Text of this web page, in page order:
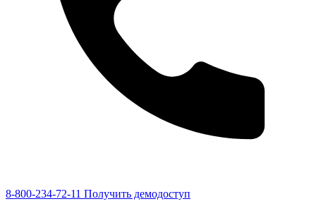
8-800-234-72-11 Получить демодоступ